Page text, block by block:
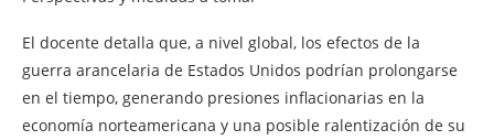
El docente detalla que, a nivel global, los efectos de la
guerra arancelaria de Estados Unidos podrían prolongarse
en el tiempo, generando presiones inflacionarias en la
economía norteamericana y una posible ralentización de su